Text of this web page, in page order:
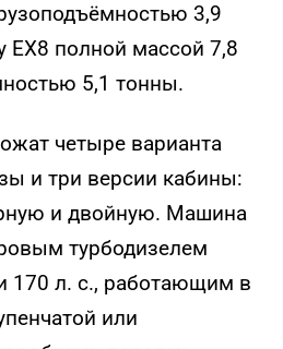
3,9
EX8 полной массой 7,8
5,1 тонны.
четыре варианта
и три версии кабины:
и двойную. Машина
турбодизелем
170 л. с., работающим в
или